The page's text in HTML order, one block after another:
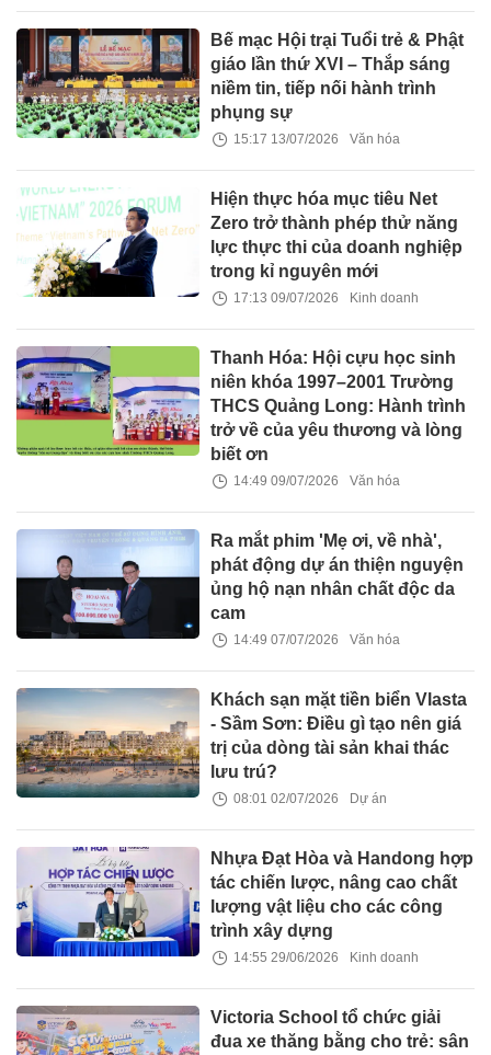
Bế mạc Hội trại Tuổi trẻ & Phật
giáo lần thứ XVI – Thắp sáng
niềm tin, tiếp nối hành trình
phụng sự
15:17 13/07/2026 Văn hóa
Hiện thực hóa mục tiêu Net
Zero trở thành phép thử năng
lực thực thi của doanh nghiệp
trong kỉ nguyên mới
17:13 09/07/2026 Kinh doanh
Thanh Hóa: Hội cựu học sinh
niên khóa 1997–2001 Trường
THCS Quảng Long: Hành trình
trở về của yêu thương và lòng
biết ơn
14:49 09/07/2026 Văn hóa
Ra mắt phim 'Mẹ ơi, về nhà',
phát động dự án thiện nguyện
ủng hộ nạn nhân chất độc da
cam
14:49 07/07/2026 Văn hóa
Khách sạn mặt tiền biển Vlasta
- Sầm Sơn: Điều gì tạo nên giá
trị của dòng tài sản khai thác
lưu trú?
08:01 02/07/2026 Dự án
Nhựa Đạt Hòa và Handong hợp
tác chiến lược, nâng cao chất
lượng vật liệu cho các công
trình xây dựng
14:55 29/06/2026 Kinh doanh
Victoria School tổ chức giải
đua xe thăng bằng cho trẻ: sân